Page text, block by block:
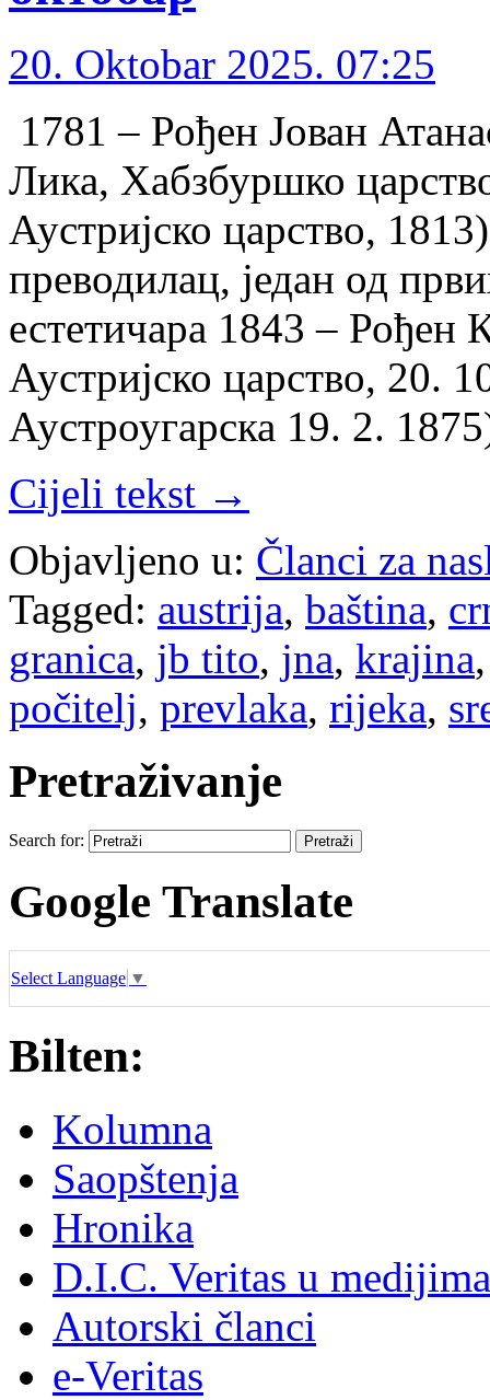
20. Oktobar 2025. 07:25
1781 – Рођен Јован
Лика, Хабзбуршко
Аустријско царство,
преводилац, један од
естетичара 1843 –
Аустријско царство, 20.
Аустроугарска 19. 2.
Cijeli tekst →
Objavljeno u: Članci za
Tagged: austrija, baština,
granica, jb tito, jna, krajina
počitelj, prevlaka, rijeka,
Pretraživanje
Search for:
Google Translate
Select Language ▼
Bilten:
Kolumna
Saopštenja
Hronika
D.I.C. Veritas u medijima
Autorski članci
e-Veritas